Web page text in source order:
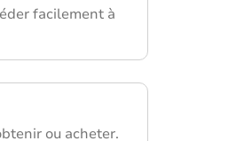
facilement à
ou acheter.